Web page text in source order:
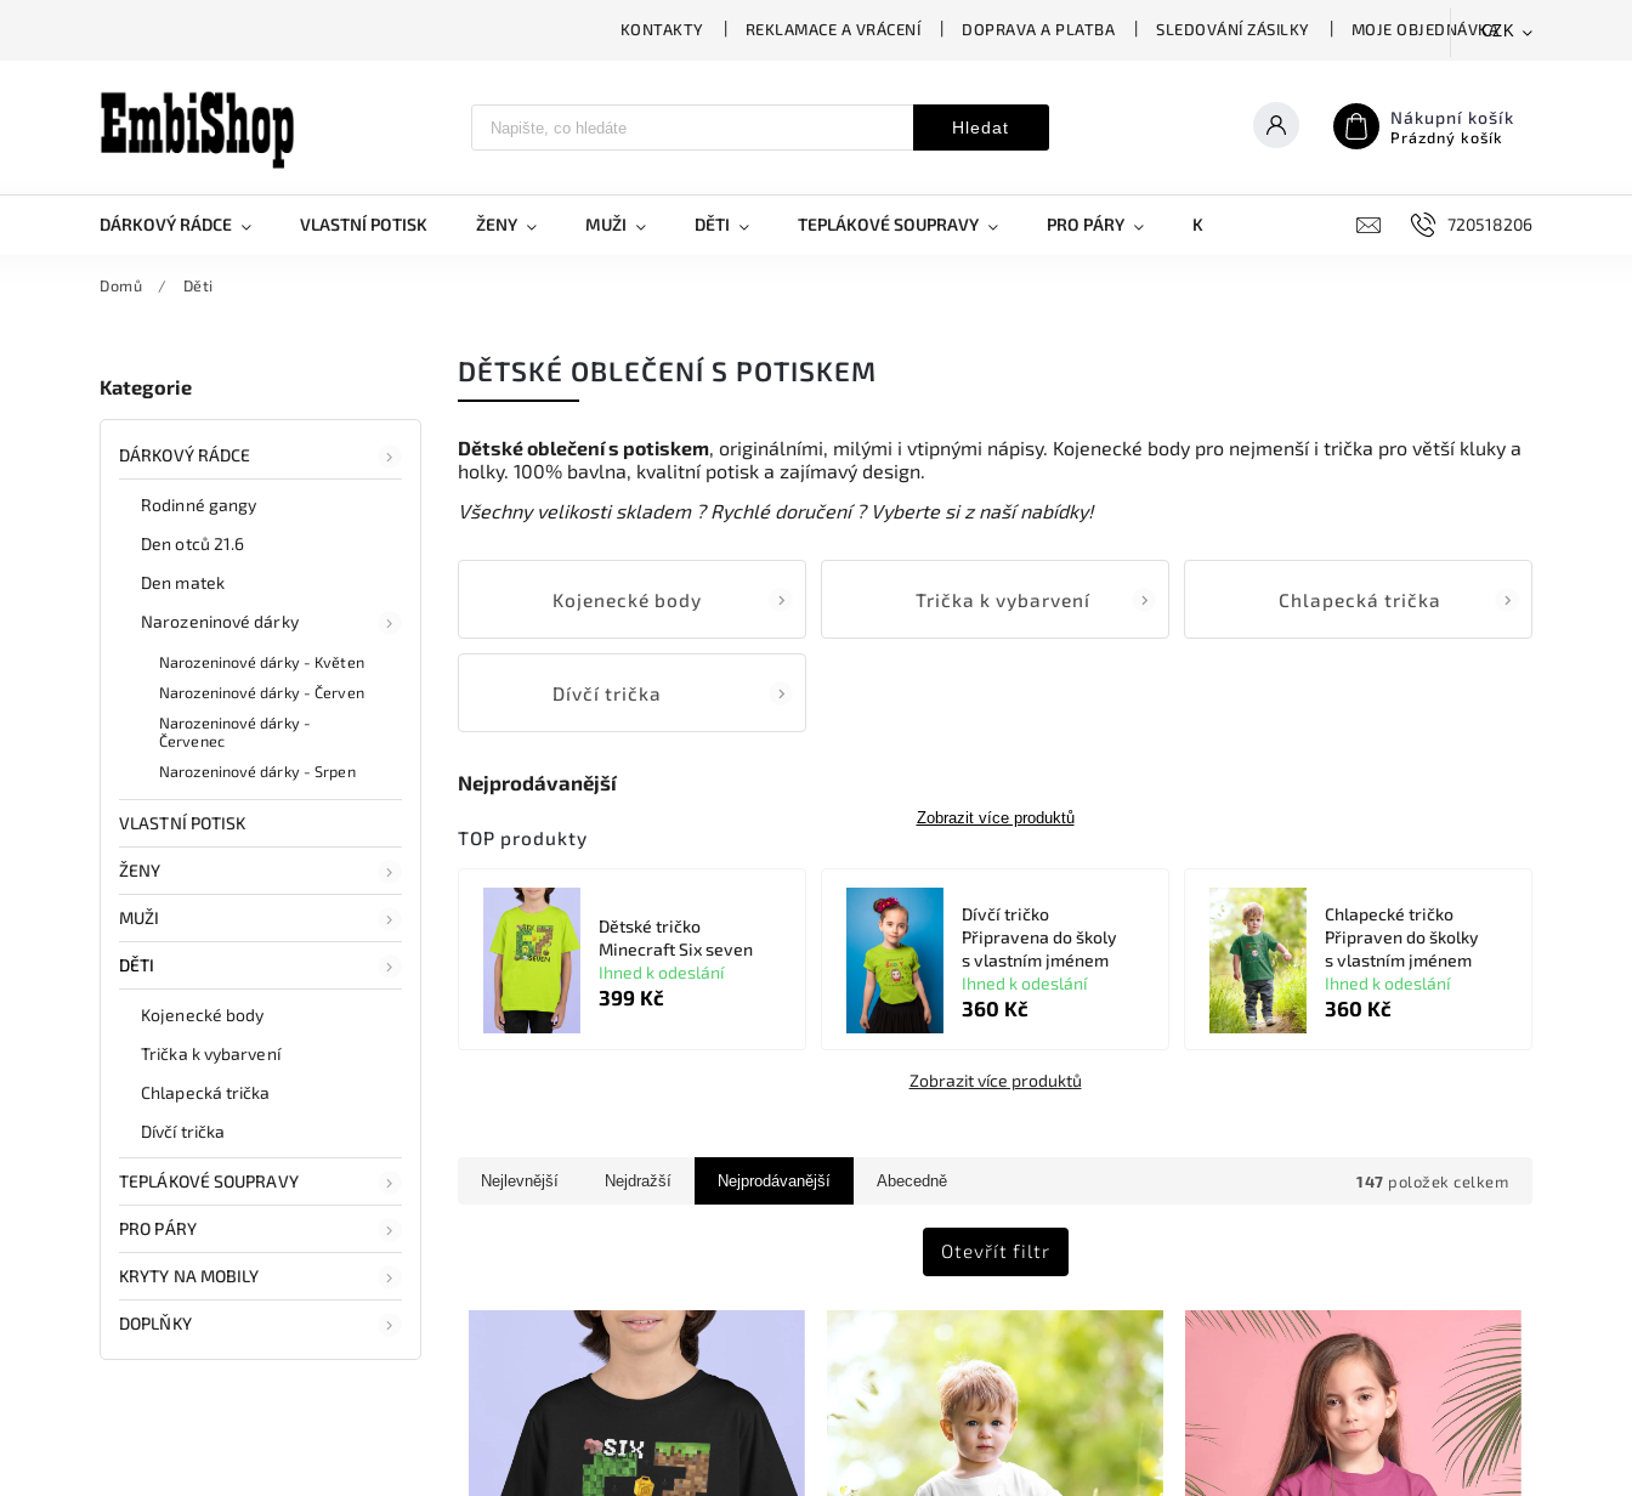
KONTAKTY REKLAMACE A VRÁCENÍ DOPRAVA A PLATBA SLEDOVÁNÍ ZÁSILKY MOJE OBJEDNÁVKACZK
Hledat Nákupní košík
Prázdný košík
DÁRKOVÝ RÁDCE VLASTNÍ POTISK ŽENY MUŽI DĚTI TEPLÁKOVÉ SOUPRAVY PRO PÁRY KRYTY NA MOBILY DOPLŇKY720518206
Domů / Děti
Kategorie
DÁRKOVÝ RÁDCE
Rodinné gangy
Den otců 21.6
Den matek
Narozeninové dárky
Narozeninové dárky - Květen
Narozeninové dárky - Červen
Narozeninové dárky -
Červenec
Narozeninové dárky - Srpen
VLASTNÍ POTISK
ŽENY
MUŽI
DĚTI
Kojenecké body
Trička k vybarvení
Chlapecká trička
Dívčí trička
TEPLÁKOVÉ SOUPRAVY
PRO PÁRY
KRYTY NA MOBILY
DOPLŇKY
DĚTSKÉ OBLEČENÍ S POTISKEM
Dětské oblečení s potiskem, originálními, milými i vtipnými nápisy. Kojenecké body pro nejmenší i trička pro větší kluky a
holky. 100% bavlna, kvalitní potisk a zajímavý design.
Všechny velikosti skladem ? Rychlé doručení ? Vyberte si z naší nabídky!
Kojenecké body Trička k vybarvení Chlapecká trička
Dívčí trička
Nejprodávanější
Zobrazit více produktů
TOP produkty
Dětské tričko
Minecraft Six seven
Ihned k odeslání
399 Kč
Dívčí tričko
Připravena do školy
s vlastním jménem
Ihned k odeslání
360 Kč
Chlapecké tričko
Připraven do školky
s vlastním jménem
Ihned k odeslání
360 Kč
Zobrazit více produktů
Nejlevnější Nejdražší Nejprodávanější Abecedně 147 položek celkem
Otevřít filtr